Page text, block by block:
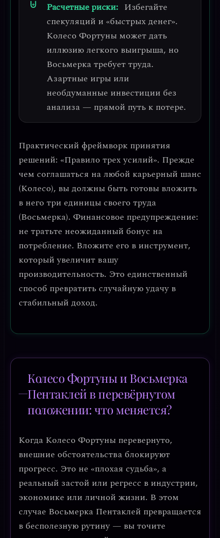
Расчетные риски: Избегайте
спекуляций и «быстрых денег».
Колесо Фортуны может дать
иллюзию легкого выигрыша, но
Восьмерка требует труда.
Азартные игры или
необдуманные инвестиции без
анализа — прямой путь к потере.
Практический фреймворк принятия
решений: «Правило трех усилий». Прежде
чем соглашаться на любой карьерный шанс
(Колесо), вы должны быть готовы вложить
в него три единицы своего труда
(Восьмерка). Финансовое предупреждение:
не тратьте неожиданный бонус на
потребление. Вложите его в инструмент,
который увеличит вашу
производительность. Это единственный
способ превратить случайную удачу в
стабильный доход.
Колесо Фортуны и Восьмерка
Пентаклей в перевёрнутом
положении: что меняется?
Когда Колесо Фортуны перевернуто,
внешние обстоятельства блокируют
прогресс. Это не «плохая судьба», а
реальный застой или регресс в индустрии,
экономике или личной жизни. В этом
случае Восьмерка Пентаклей превращается
в бесполезную рутину — вы точите